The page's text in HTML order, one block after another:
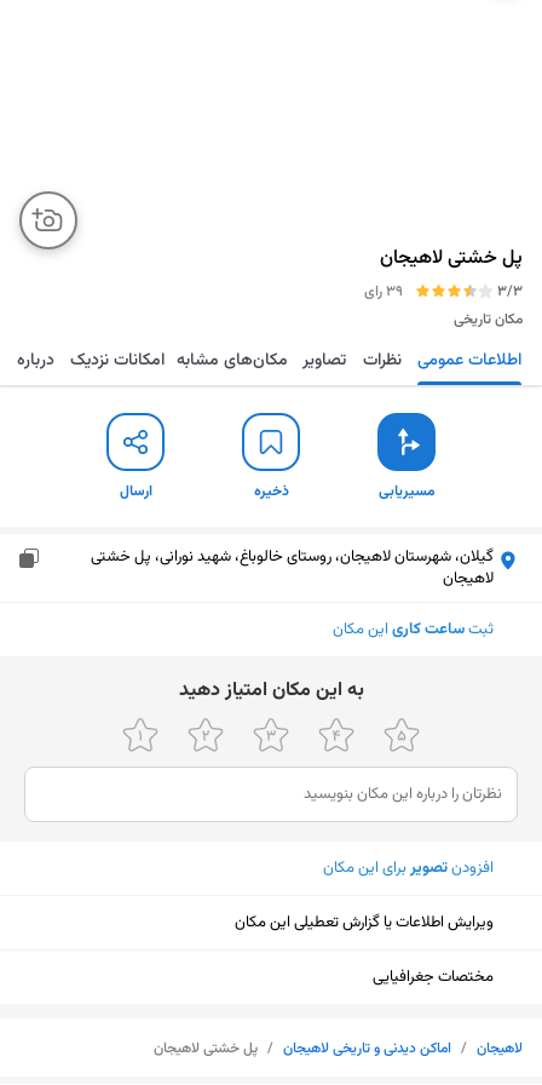
پل خشتی لاهیجان
3/3
39 رای
مکان تاریخی
مسیریابی ذخیره ارسال اطلاعات عمومی نظرات تصاویر مکان‌های مشابه امکانات نزدیک درباره
مسیریابی ذخیره ارسال
گیلان، شهرستان لاهیجان، روستای خالوباغ، شهید نورانی، پل خشتی
لاهیجان
ثبتساعت کاری این مکان
ﺑﻪ اﯾﻦ ﻣﮑﺎن اﻣﺘﯿﺎز دﻫﯿﺪ
افزودنتصویربرای این مکان
ویرایش اطلاعات یا گزارش تعطیلی این مکان
مختصات جغرافیایی
لاهیجان / اماکن دیدنی و تاریخی لاهیجان / پل خشتی لاهیجان